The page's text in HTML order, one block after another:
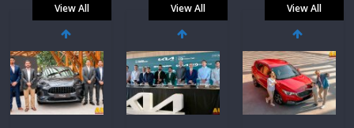
View All View All View All